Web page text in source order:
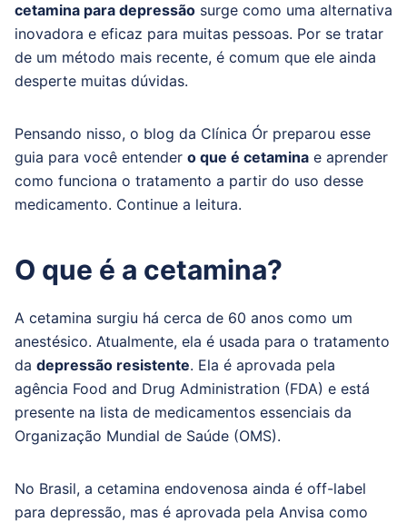
cetamina para depressão surge como uma alternativa
inovadora e eficaz para muitas pessoas. Por se tratar
de um método mais recente, é comum que ele ainda
desperte muitas dúvidas.
Pensando nisso, o blog da Clínica Ór preparou esse
guia para você entender o que é cetamina e aprender
como funciona o tratamento a partir do uso desse
medicamento. Continue a leitura.
O que é a cetamina?
A cetamina surgiu há cerca de 60 anos como um
anestésico. Atualmente, ela é usada para o tratamento
da depressão resistente. Ela é aprovada pela
agência Food and Drug Administration (FDA) e está
presente na lista de medicamentos essenciais da
Organização Mundial de Saúde (OMS).
No Brasil, a cetamina endovenosa ainda é off-label
para depressão, mas é aprovada pela Anvisa como